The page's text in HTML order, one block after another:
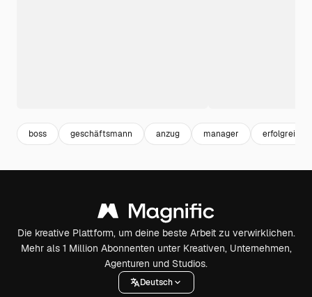
boss geschäftsmann anzug manager erfolgreich
Die kreative Plattform, um deine beste Arbeit zu verwirklichen.
Mehr als 1 Million Abonnenten unter Kreativen, Unternehmen,
Agenturen und Studios.
Deutsch